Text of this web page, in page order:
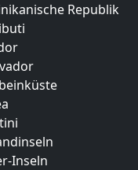
Republik
Inseln